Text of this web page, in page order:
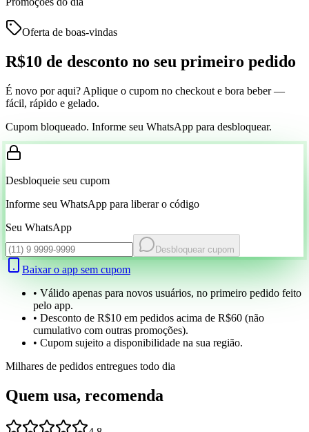
Oferta de boas-vindas
R$10 de desconto no seu primeiro pedido
É novo por aqui? Aplique o cupom no checkout e bora beber —
fácil, rápido e gelado.
Cupom bloqueado. Informe seu WhatsApp para desbloquear.
Desbloqueie seu cupom
Informe seu WhatsApp para liberar o código
Seu WhatsApp
Desbloquear cupom
Baixar o app sem cupom
• Válido apenas para novos usuários, no primeiro pedido feito
pelo app.
• Desconto de R$10 em pedidos acima de R$60 (não
cumulativo com outras promoções).
• Cupom sujeito a disponibilidade na sua região.
Milhares de pedidos entregues todo dia
Quem usa, recomenda